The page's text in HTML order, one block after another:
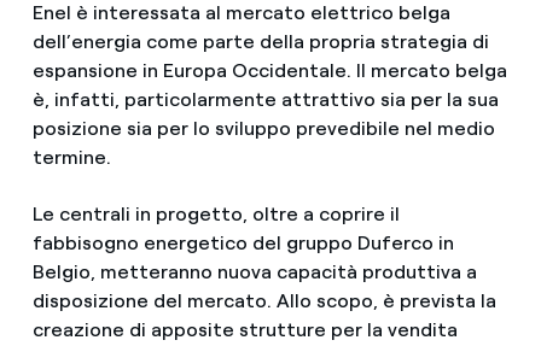
Enel è interessata al mercato elettrico belga
dell’energia come parte della propria strategia di
espansione in Europa Occidentale. Il mercato belga
è, infatti, particolarmente attrattivo sia per la sua
posizione sia per lo sviluppo prevedibile nel medio
termine.
Le centrali in progetto, oltre a coprire il
fabbisogno energetico del gruppo Duferco in
Belgio, metteranno nuova capacità produttiva a
disposizione del mercato. Allo scopo, è prevista la
creazione di apposite strutture per la vendita